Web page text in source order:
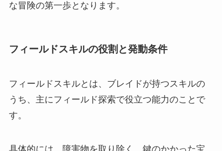
な冒険の第一歩となります。
フィールドスキルの役割と発動条件
フィールドスキルとは、ブレイドが持つスキルの
うち、主にフィールド探索で役立つ能力のことで
す。
具体的には、障害物を取り除く、鍵のかかった宝